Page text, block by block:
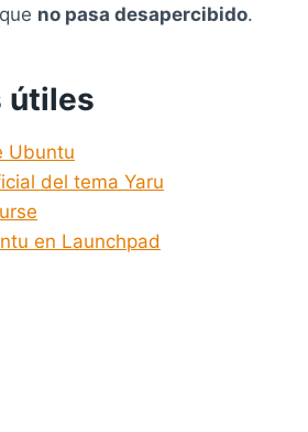
no pasa desapercibido.
útiles
Ubuntu
del tema Yaru
en Launchpad